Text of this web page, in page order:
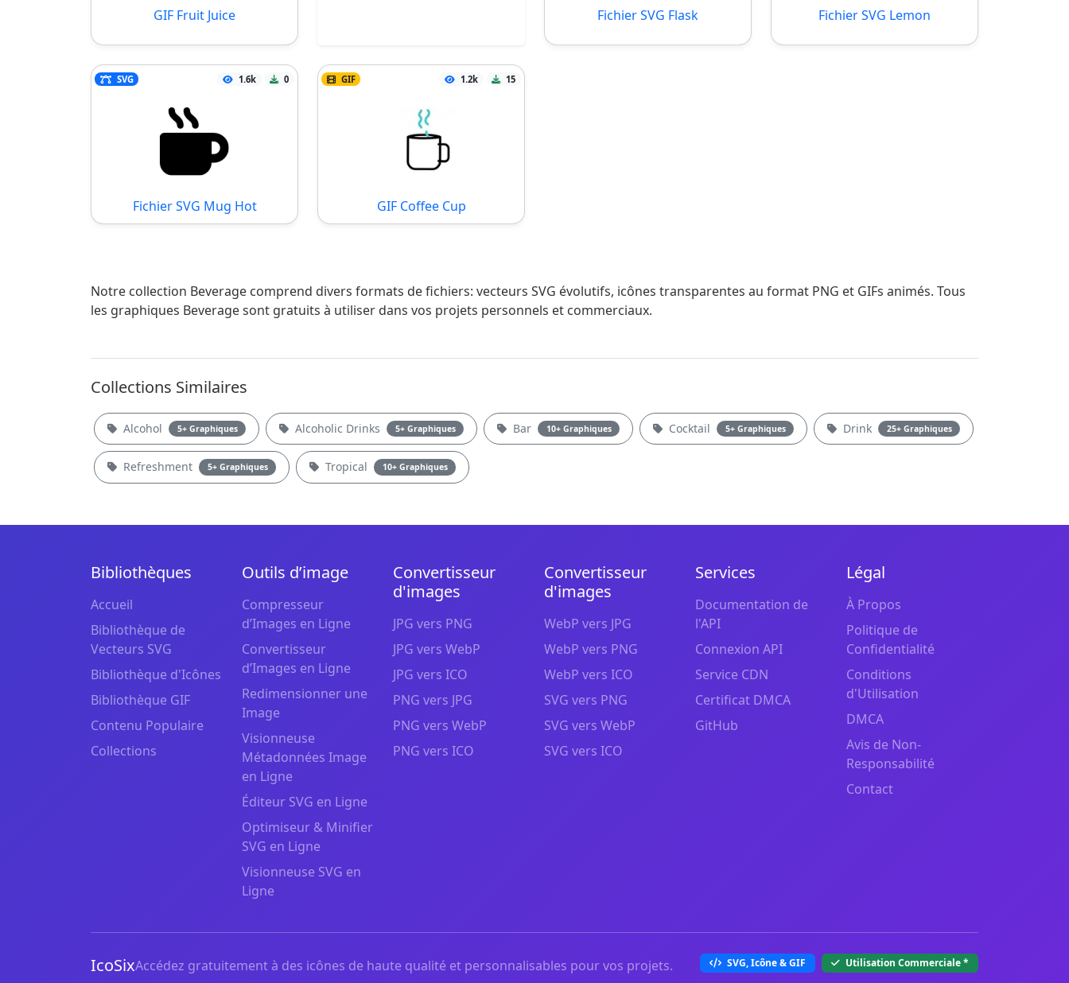
GIF Fruit Juice Fichier SVG Flask Fichier SVG Lemon
SVG 1.6k 0
Fichier SVG Mug Hot
GIF 1.2k 15
GIF Coffee Cup
Notre collection Beverage comprend divers formats de fichiers: vecteurs SVG évolutifs, icônes transparentes au format PNG et GIFs animés. Tous
les graphiques Beverage sont gratuits à utiliser dans vos projets personnels et commerciaux.
Collections Similaires
Alcohol 5+ Graphiques Alcoholic Drinks 5+ Graphiques Bar 10+ Graphiques Cocktail 5+ Graphiques Drink 25+ Graphiques
Refreshment 5+ Graphiques Tropical 10+ Graphiques
Bibliothèques
Accueil
Bibliothèque de
Vecteurs SVG
Bibliothèque d'Icônes
Bibliothèque GIF
Contenu Populaire
Collections
Outils d’image
Compresseur
d’Images en Ligne
Convertisseur
d’Images en Ligne
Redimensionner une
Image
Visionneuse
Métadonnées Image
en Ligne
Éditeur SVG en Ligne
Optimiseur & Minifier
SVG en Ligne
Visionneuse SVG en
Ligne
Convertisseur
d'images
JPG vers PNG
JPG vers WebP
JPG vers ICO
PNG vers JPG
PNG vers WebP
PNG vers ICO
Convertisseur
d'images
WebP vers JPG
WebP vers PNG
WebP vers ICO
SVG vers PNG
SVG vers WebP
SVG vers ICO
Services
Documentation de
l'API
Connexion API
Service CDN
Certificat DMCA
GitHub
Légal
À Propos
Politique de
Confidentialité
Conditions
d'Utilisation
DMCA
Avis de Non-
Responsabilité
Contact
IcoSixAccédez gratuitement à des icônes de haute qualité et personnalisables pour vos projets. SVG, Icône & GIF Utilisation Commerciale*